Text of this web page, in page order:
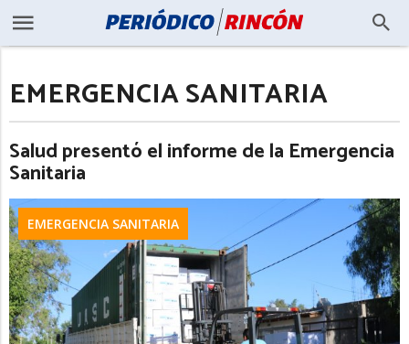
EMERGENCIA SANITARIA
Salud presentó el informe de la Emergencia
Sanitaria
EMERGENCIA SANITARIA